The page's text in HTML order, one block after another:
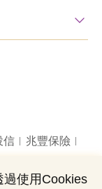
信
兆豐保險
過使用Cookies